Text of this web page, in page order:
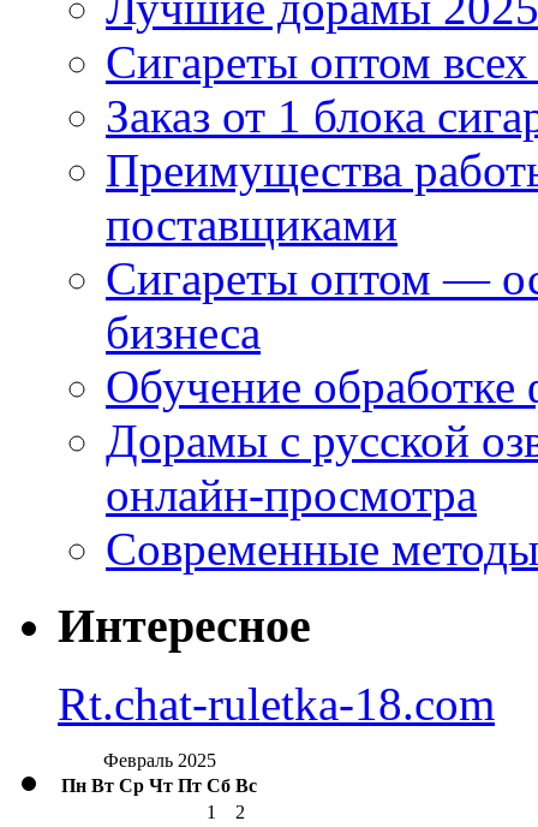
Сигареты оптом
Заказ от 1 блока
Преимущества
поставщиками
Сигареты оптом —
бизнеса
Обучение
Дорамы с русской
онлайн-просмотра
Современные
Интересное
Rt.chat-ruletka-18.com
Февраль 2025
Пн Вт Ср Чт Пт Сб Вс
1
2